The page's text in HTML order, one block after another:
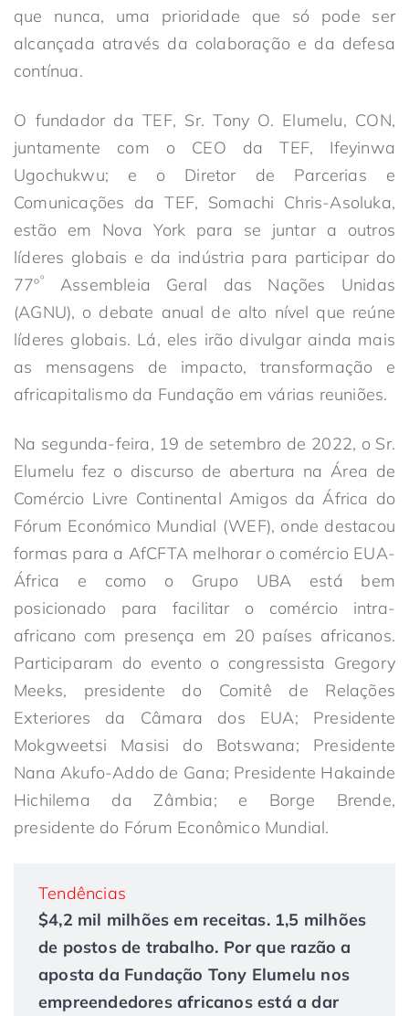
que nunca, uma prioridade que só pode ser
alcançada através da colaboração e da defesa
contínua.
O fundador da TEF, Sr. Tony O. Elumelu, CON,
juntamente com o CEO da TEF, Ifeyinwa
Ugochukwu; e o Diretor de Parcerias e
Comunicações da TEF, Somachi Chris-Asoluka,
estão em Nova York para se juntar a outros
líderes globais e da indústria para participar do
77ºº
Assembleia Geral das Nações Unidas
(AGNU), o debate anual de alto nível que reúne
líderes globais. Lá, eles irão divulgar ainda mais
as mensagens de impacto, transformação e
africapitalismo da Fundação em várias reuniões.
Na segunda-feira, 19 de setembro de 2022, o Sr.
Elumelu fez o discurso de abertura na Área de
Comércio Livre Continental Amigos da África do
Fórum Económico Mundial (WEF), onde destacou
formas para a AfCFTA melhorar o comércio EUA-
África e como o Grupo UBA está bem
posicionado para facilitar o comércio intra-
africano com presença em 20 países africanos.
Participaram do evento o congressista Gregory
Meeks, presidente do Comitê de Relações
Exteriores da Câmara dos EUA; Presidente
Mokgweetsi Masisi do Botswana; Presidente
Nana Akufo-Addo de Gana; Presidente Hakainde
Hichilema da Zâmbia; e Borge Brende,
presidente do Fórum Econômico Mundial.
Tendências
$4,2 mil milhões em receitas. 1,5 milhões
de postos de trabalho. Por que razão a
aposta da Fundação Tony Elumelu nos
empreendedores africanos está a dar